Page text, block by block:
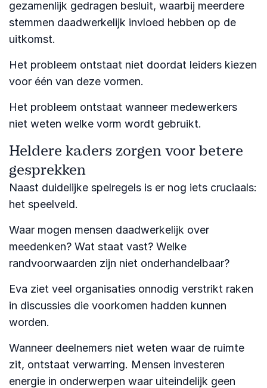
gezamenlijk gedragen besluit, waarbij meerdere
stemmen daadwerkelijk invloed hebben op de
uitkomst.
Het probleem ontstaat niet doordat leiders kiezen
voor één van deze vormen.
Het probleem ontstaat wanneer medewerkers
niet weten welke vorm wordt gebruikt.
Heldere kaders zorgen voor betere
gesprekken
Naast duidelijke spelregels is er nog iets cruciaals:
het speelveld.
Waar mogen mensen daadwerkelijk over
meedenken? Wat staat vast? Welke
randvoorwaarden zijn niet onderhandelbaar?
Eva ziet veel organisaties onnodig verstrikt raken
in discussies die voorkomen hadden kunnen
worden.
Wanneer deelnemers niet weten waar de ruimte
zit, ontstaat verwarring. Mensen investeren
energie in onderwerpen waar uiteindelijk geen